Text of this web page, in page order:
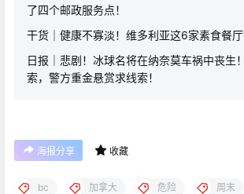
了四个邮政服务点！
干货｜健康不寡淡！维多利亚这6家素食餐厅
日报｜悲剧！冰球名将在纳奈莫车祸中丧生
索，警方重金悬赏求线索！
海报分享 收藏
bc 加拿大 危险 周末